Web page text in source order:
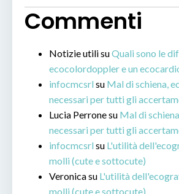
Commenti
Notizie utilisuQuali sono le
ecocolordoppler e un
infocmcsrl su Mal di schiena,
necessari per tutti gli
Lucia Perronesu Mal di
necessari per tutti gli
infocmcsrl su L'utilità
molli (cute e sottocute)
Veronicasu L'utilità
molli (cute e sottocute)